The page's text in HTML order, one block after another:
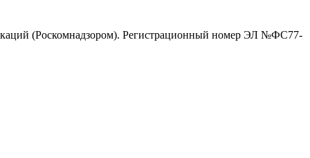
(Роскомнадзором). Регистрационный номер ЭЛ №ФС77-